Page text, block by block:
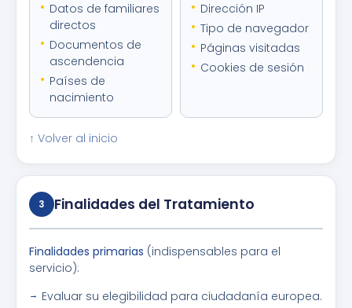
Datos de familiares
directos
Documentos de
ascendencia
Países de
nacimiento
Dirección IP
Tipo de navegador
Páginas visitadas
Cookies de sesión
↑ Volver al inicio
3 Finalidades del Tratamiento
Finalidades primarias (indispensables para el
servicio):
Evaluar su elegibilidad para ciudadanía europea.